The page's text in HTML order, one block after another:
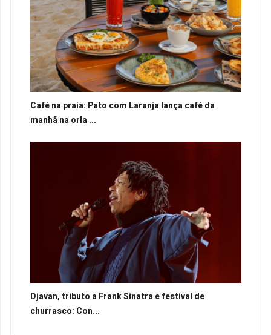
Café na praia: Pato com Laranja lança café da
manhã na orla ...
Djavan, tributo a Frank Sinatra e festival de
churrasco: Con...